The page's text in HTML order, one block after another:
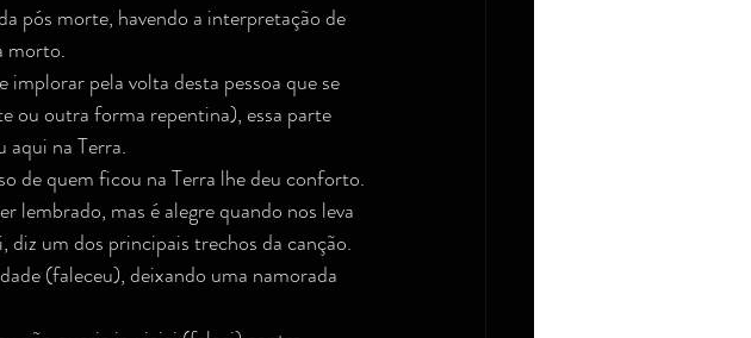
pós morte, havendo a interpretação de
morto.
pela volta desta pessoa que se
ou outra forma repentina), essa parte
aqui na Terra.
de quem ficou na Terra lhe deu conforto.
lembrado, mas é alegre quando nos leva
diz um dos principais trechos da canção.
(faleceu), deixando uma namorada